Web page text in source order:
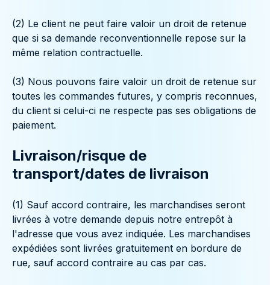
(2) Le client ne peut faire valoir un droit de retenue
que si sa demande reconventionnelle repose sur la
même relation contractuelle.
(3) Nous pouvons faire valoir un droit de retenue sur
toutes les commandes futures, y compris reconnues,
du client si celui-ci ne respecte pas ses obligations de
paiement.
Livraison/risque de
transport/dates de livraison
(1) Sauf accord contraire, les marchandises seront
livrées à votre demande depuis notre entrepôt à
l'adresse que vous avez indiquée. Les marchandises
expédiées sont livrées gratuitement en bordure de
rue, sauf accord contraire au cas par cas.